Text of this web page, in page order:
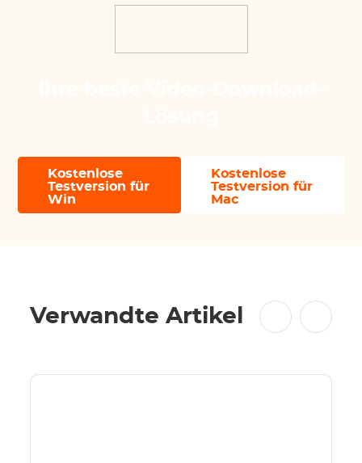
Kostenlose
Testversion für
Win
Kostenlose
Testversion für
Mac
Verwandte Artikel